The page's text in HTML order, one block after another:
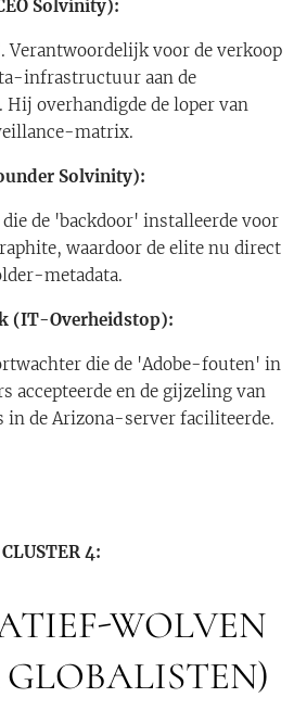
Solvinity):
Verantwoordelijk voor de verkoop
infrastructuur aan de
overhandigde de loper van
matrix.
Solvinity):
de 'backdoor' installeerde voor
waardoor de elite nu direct
metadata.
(IT-Overheidstop):
die de 'Adobe-fouten' in
accepteerde en de gijzeling van
in de Arizona-server faciliteerde.
CLUSTER 4:
WOLVEN